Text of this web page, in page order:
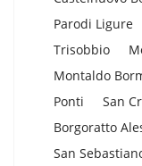
Parodi Ligure
Trisobbio
Montaldo
Ponti
San
Borgoratto
San